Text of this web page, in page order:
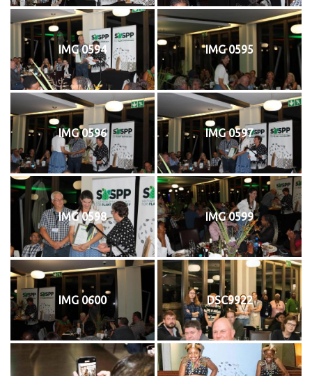
IMG 0594 IMG 0595
IMG 0596 IMG 0597
IMG 0598 IMG 0599
IMG 0600 DSC9922